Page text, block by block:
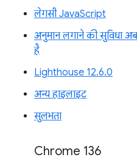
लेगसी JavaScript
अनुमान लगाने की सुविधा
है
Lighthouse 12.6.0
अन्य हाइलाइट
सुलभता
Chrome 136